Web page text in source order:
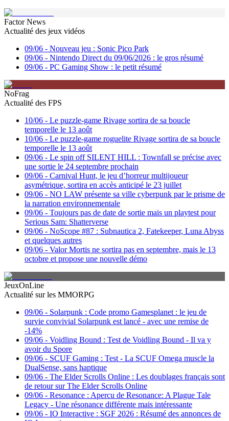
Factor News
Actualité des jeux vidéos
09/06 - Nouveau jeu : Sonic Pico Park
09/06 - Nintendo Direct du 09/06/2026 : le gros résumé
09/06 - PC Gaming Show : le petit résumé
NoFrag
Actualité des FPS
10/06 - Le puzzle-game Rivage sortira de sa boucle
temporelle le 13 août
10/06 - Le puzzle-game roguelite Rivage sortira de sa boucle
temporelle le 13 août
09/06 - Le spin off SILENT HILL : Townfall se précise avec
une sortie le 24 septembre prochain
09/06 - Carnival Hunt, le jeu d’horreur multijoueur
asymétrique, sortira en accès anticipé le 23 juillet
09/06 - NO LAW présente sa ville cyberpunk par le prisme de
la narration environnementale
09/06 - Toujours pas de date de sortie mais un playtest pour
Serious Sam: Shatterverse
09/06 - NoScope #87 : Subnautica 2, Fatekeeper, Luna Abyss
et quelques autres
09/06 - Valor Mortis ne sortira pas en septembre, mais le 13
octobre et propose une nouvelle démo
JeuxOnLine
Actualité sur les MMORPG
09/06 - Solarpunk : Code promo Gamesplanet : le jeu de
survie convivial Solarpunk est lancé - avec une remise de
-14%
09/06 - Voidling Bound : Test de Voidling Bound - Il va y
avoir du Spore
09/06 - SCUF Gaming : Test - La SCUF Omega muscle la
DualSense, sans haptique
09/06 - The Elder Scrolls Online : Les doublages français sont
de retour sur The Elder Scrolls Online
09/06 - Resonance : Apercu de Resonance: A Plague Tale
Legacy - Une résonance différente mais intéressante
09/06 - IO Interactive : SGF 2026 : Résumé des annonces de